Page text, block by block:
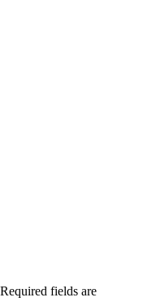
fields are